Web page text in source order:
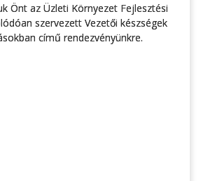
Önt az Üzleti Környezet Fejlesztési
szervezett Vezetői készségek
című rendezvényünkre.